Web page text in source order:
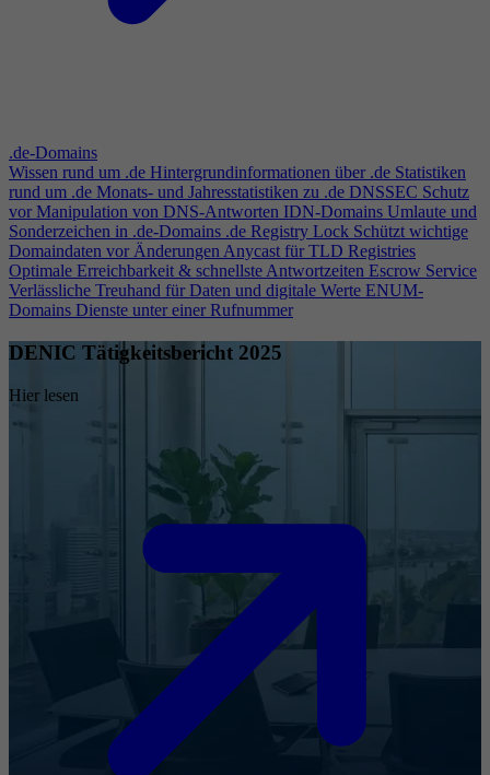
.de-Domains
Wissen rund um .de Hintergrundinformationen über .de Statistiken
rund um .de Monats- und Jahresstatistiken zu .de DNSSEC Schutz
vor Manipulation von DNS-Antworten IDN-Domains Umlaute und
Sonderzeichen in .de-Domains .de Registry Lock Schützt wichtige
Domaindaten vor ÄnderungenAnycast für TLD Registries
Optimale Erreichbarkeit & schnellste Antwortzeiten Escrow Service
Verlässliche Treuhand für Daten und digitale Werte ENUM-
Domains Dienste unter einer Rufnummer
DENIC Tätigkeitsbericht 2025
Hier lesen